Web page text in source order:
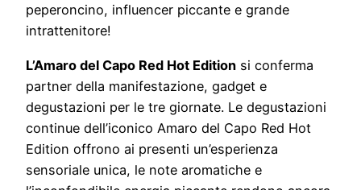
peperoncino, influencer piccante e grande
intrattenitore!
L’Amaro del Capo Red Hot Edition si conferma
partner della manifestazione, gadget e
degustazioni per le tre giornate. Le degustazioni
continue dell’iconico Amaro del Capo Red Hot
Edition offrono ai presenti un’esperienza
sensoriale unica, le note aromatiche e